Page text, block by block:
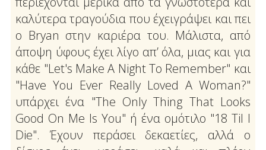
καλύτερα τραγούδια που έχειγράψει και πει
ο Bryan στην καριέρα του. Μάλιστα, από
άποψη ύφους έχει λίγο απ’ όλα, μιας και για
κάθε "Let's Make A Night To Remember" και
"Have You Ever Really Loved A Woman?"
υπάρχει ένα "The Only Thing That Looks
Good On Me Is You" ή ένα ομότιλο "18 Til I
Die". Έχουν περάσει δεκαετίες, αλλά ο